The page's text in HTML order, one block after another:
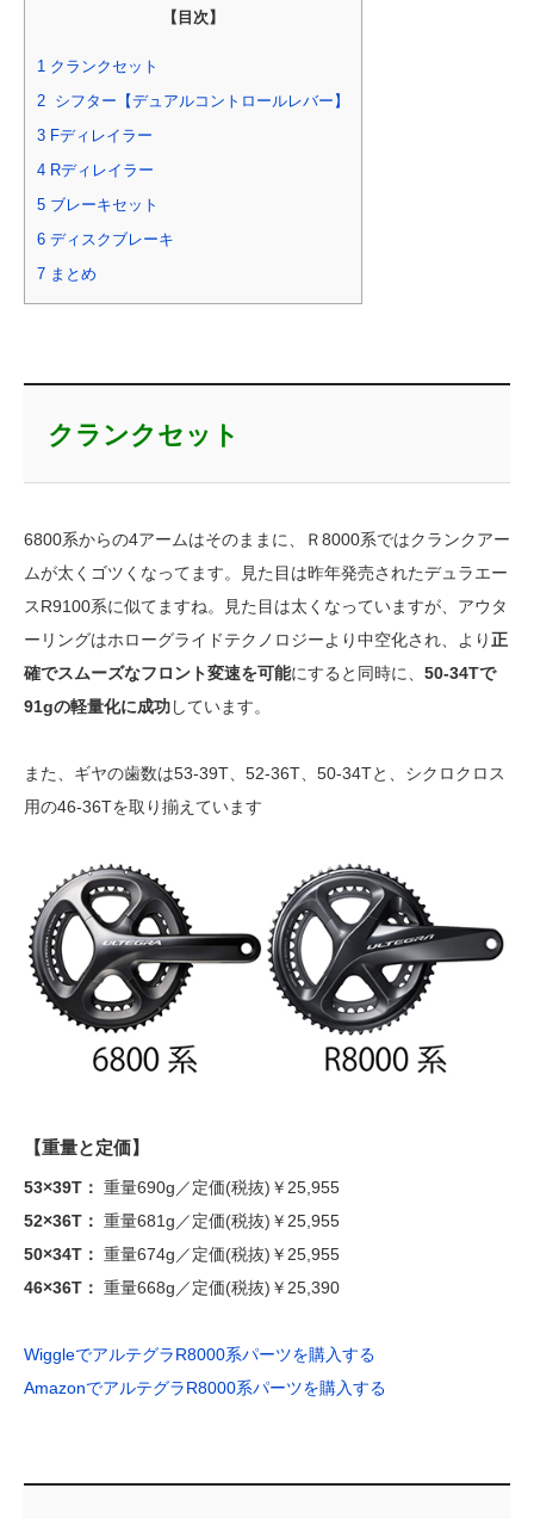
【目次】
1 クランクセット
2 シフター【デュアルコントロールレバー】
3 Fディレイラー
4 Rディレイラー
5 ブレーキセット
6 ディスクブレーキ
7 まとめ
クランクセット
6800系からの4アームはそのままに、Ｒ8000系ではクランクアー
ムが太くゴツくなってます。見た目は昨年発売されたデュラエー
スR9100系に似てますね。見た目は太くなっていますが、アウタ
ーリングはホローグライドテクノロジーより中空化され、より正
確でスムーズなフロント変速を可能にすると同時に、 50-34Tで
91gの軽量化に成功しています。
また、ギヤの歯数は53-39T、52-36T、50-34Tと、シクロクロス
用の46-36Tを取り揃えています
【重量と定価】
53×39T： 重量690g／定価(税抜)￥25,955
52×36T： 重量681g／定価(税抜)￥25,955
50×34T： 重量674g／定価(税抜)￥25,955
46×36T： 重量668g／定価(税抜)￥25,390
WiggleでアルテグラR8000系パーツを購入する
AmazonでアルテグラR8000系パーツを購入する